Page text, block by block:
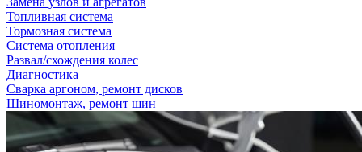
Топливная система
Тормозная система
Система отопления
Развал/схождения колес
Диагностика
Сварка аргоном, ремонт дисков
Шиномонтаж, ремонт шин